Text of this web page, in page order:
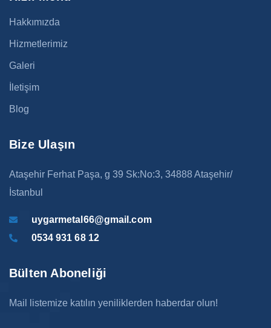
Hakkımızda
Hizmetlerimiz
Galeri
İletişim
Blog
Bize Ulaşın
Ataşehir Ferhat Paşa, g 39 Sk:No:3, 34888 Ataşehir/
İstanbul
uygarmetal66@gmail.com
0534 931 68 12
Bülten Aboneliği
Mail listemize katılın yeniliklerden haberdar olun!